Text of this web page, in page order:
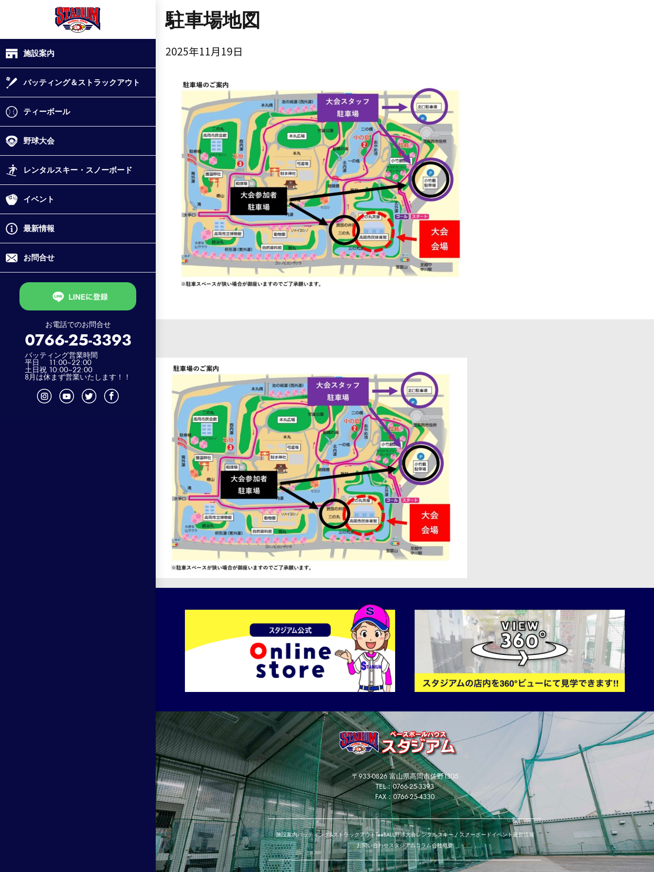
施設案内
バッティング＆ストラックアウト
ティーボール
野球大会
レンタルスキー・スノーボード
イベント
最新情報
お問合せ
お電話でのお問合せ
0766-25-3393
バッティング営業時間
平日 11:00~22:00
土日祝 10:00~22:00
8月は休まず営業いたします！！
駐車場地図
2025年11月19日
〒933-0826 富山県高岡市佐野1305
TEL：0766-25-3393
FAX：0766-25-4330
施設案内バッティング&ストラックアウトTeeBALL野球大会レンタルスキー / スノーボードイベント 最新情報
お問い合わせスタジアムコラム会社概要